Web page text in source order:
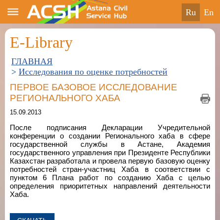
ru en
E-Library
ГЛАВНАЯ
> Исследования по оценке потребностей
ПЕРВОЕ БАЗОВОЕ ИССЛЕДОВАНИЕ
РЕГИОНАЛЬНОГО ХАБА
15.09.2013
После подписания Декларации Учредительной
конференции о создании Регионального хаба в сфере
государственной службы в Астане, Академия
государственного управления при Президенте Республики
Казахстан разработала и провела первую базовую оценку
потребностей стран-участниц Хаба в соответствии с
пунктом 6 Плана работ по созданию Хаба с целью
определения приоритетных направлений деятельности
Хаба.